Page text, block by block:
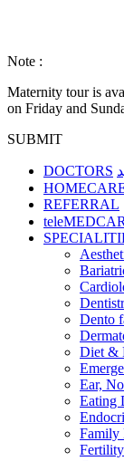
Note :
Maternity tour is
on Friday and
SUBMIT
DOCTORS
REFERRAL
Dento
Diet &
Ear,
Eating
Family
Fertility